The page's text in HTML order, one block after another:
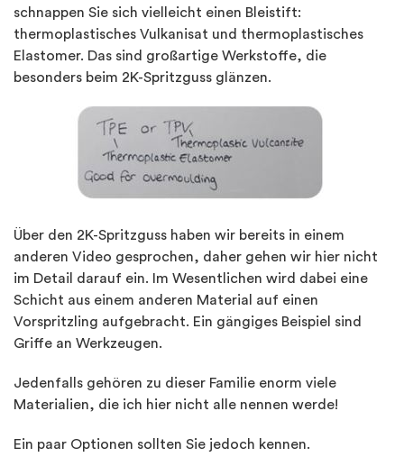
schnappen Sie sich vielleicht einen Bleistift:
thermoplastisches Vulkanisat und thermoplastisches
Elastomer. Das sind großartige Werkstoffe, die
besonders beim 2K-Spritzguss glänzen.
Über den 2K-Spritzguss haben wir bereits in einem
anderen Video gesprochen, daher gehen wir hier nicht
im Detail darauf ein. Im Wesentlichen wird dabei eine
Schicht aus einem anderen Material auf einen
Vorspritzling aufgebracht. Ein gängiges Beispiel sind
Griffe an Werkzeugen.
Jedenfalls gehören zu dieser Familie enorm viele
Materialien, die ich hier nicht alle nennen werde!
Ein paar Optionen sollten Sie jedoch kennen.